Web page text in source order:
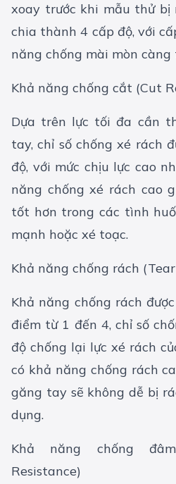
xoay trước khi mẫu thử bị
chia thành 4 cấp độ, với
năng chống mài mòn càng
Khả năng chống cắt (Cut
Dựa trên lực tối đa cần
tay, chỉ số chống xé rách
độ, với mức chịu lực cao
năng chống xé rách cao
tốt hơn trong các tình
mạnh hoặc xé toạc.
Khả năng chống rách
Khả năng chống rách
điểm từ 1 đến 4, chỉ số
độ chống lại lực xé rách
có khả năng chống rách
găng tay sẽ không dễ bị
dụng.
Khả năng chống
Resistance)